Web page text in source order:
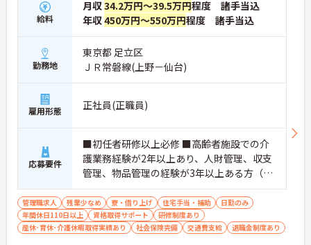
給料
月収34.2万円～39.5万円程度 諸手当込
年収450万円～550万円程度 諸手当込
勤務地
東京都 足立区
ＪＲ常磐線(上野－仙台)
雇用形態 正社員(正職員)
応募要件
■初任者研修以上必修 ■高齢者施設での介
護業務経験が2年以上あり、人財管理、収支
管理、物品管理の経験が3年以上ある方（介
護業界外でも可）
管理職求人 残業少なめ 寮・借り上げ 住宅手当・補助
日勤のみ
年間休日110日以上
資格取得サポート
研修制度あり
産休･育休･介護休暇取得実績あり
社会保険完備 交通費支給 退職金制度あり